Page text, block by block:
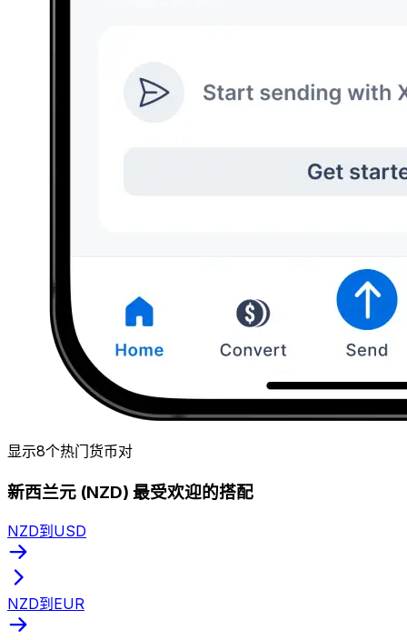
显示8个热门货币对
新西兰元 (NZD) 最受欢迎的搭配
NZD到USD
NZD到EUR